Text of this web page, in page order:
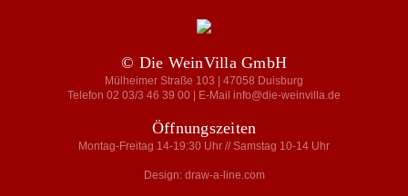
© Die WeinVilla GmbH
Mülheimer Straße 103 | 47058 Duisburg
Telefon 02 03/3 46 39 00 | E-Mail info@die-weinvilla.de
Öffnungszeiten
Montag-Freitag 14-19:30 Uhr // Samstag 10-14 Uhr
Design: draw-a-line.com